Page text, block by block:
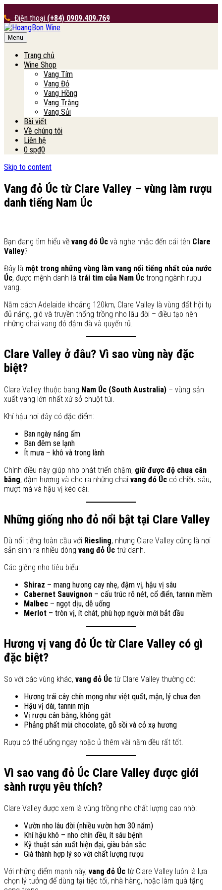
Điện thoại (+84) 0909.409.769
HoangBon Wine
Menu
Trang chủ
Wine Shop
Vang Tím
Vang Đỏ
Vang Hồng
Vang Trắng
Vang Sủi
Bài viết
Về chúng tôi
Liên hệ
0 sp₫0
Skip to content
Vang đỏ Úc từ Clare Valley – vùng làm rượu
danh tiếng Nam Úc
Bạn đang tìm hiểu về vang đỏ Úc và nghe nhắc đến cái tên Clare
Valley?
Đây là một trong những vùng làm vang nổi tiếng nhất của nước
Úc, được mệnh danh là trái tim của Nam Úc trong ngành rượu
vang.
Nằm cách Adelaide khoảng 120km, Clare Valley là vùng đất hội tụ
đủ nắng, gió và truyền thống trồng nho lâu đời – điều tạo nên
những chai vang đỏ đậm đà và quyến rũ.
Clare Valley ở đâu? Vì sao vùng này đặc
biệt?
Clare Valley thuộc bang Nam Úc (South Australia) – vùng sản
xuất vang lớn nhất xứ sở chuột túi.
Khí hậu nơi đây có đặc điểm:
Ban ngày nắng ấm
Ban đêm se lạnh
Ít mưa – khô và trong lành
Chính điều này giúp nho phát triển chậm, giữ được độ chua cân
bằng, đậm hương và cho ra những chai vang đỏ Úc có chiều sâu,
mượt mà và hậu vị kéo dài.
Những giống nho đỏ nổi bật tại Clare Valley
Dù nổi tiếng toàn cầu với Riesling, nhưng Clare Valley cũng là nơi
sản sinh ra nhiều dòng vang đỏ Úc trứ danh.
Các giống nho tiêu biểu:
Shiraz – mang hương cay nhẹ, đậm vị, hậu vị sâu
Cabernet Sauvignon – cấu trúc rõ nét, cổ điển, tannin mềm
Malbec – ngọt dịu, dễ uống
Merlot – tròn vị, ít chát, phù hợp người mới bắt đầu
Hương vị vang đỏ Úc từ Clare Valley có gì
đặc biệt?
So với các vùng khác, vang đỏ Úc từ Clare Valley thường có:
Hương trái cây chín mọng như việt quất, mận, lý chua đen
Hậu vị dài, tannin mịn
Vị rượu cân bằng, không gắt
Phảng phất mùi chocolate, gỗ sồi và cỏ xạ hương
Rượu có thể uống ngay hoặc ủ thêm vài năm đều rất tốt.
Vì sao vang đỏ Úc Clare Valley được giới
sành rượu yêu thích?
Clare Valley được xem là vùng trồng nho chất lượng cao nhờ:
Vườn nho lâu đời (nhiều vườn hơn 30 năm)
Khí hậu khô – nho chín đều, ít sâu bệnh
Kỹ thuật sản xuất hiện đại, giàu bản sắc
Giá thành hợp lý so với chất lượng rượu
Với những điểm mạnh này, vang đỏ Úc từ Clare Valley luôn là lựa
chọn lý tưởng để dùng tại tiệc tối, nhà hàng, hoặc làm quà tặng